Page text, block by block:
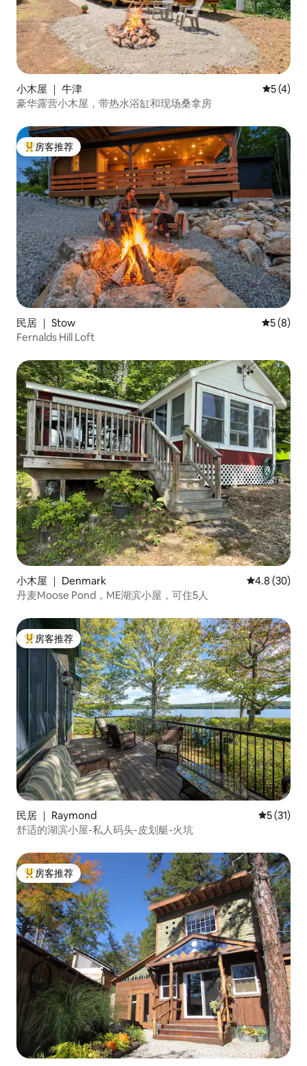
小木屋 ｜ 牛津 平均评分
5 (4)
豪华露营小木屋，带热水浴缸和现场桑拿房
热门「房客推荐」
房客推荐
民居 ｜ Stow 平均评分
5 (8)
Fernalds Hill Loft
小木屋 ｜ Denmark 平均评分
4.8 (30)
丹麦Moose Pond，ME湖滨小屋，可住5人
热门「房客推荐」
房客推荐
民居 ｜ Raymond 平均评分
5 (31)
舒适的湖滨小屋-私人码头-皮划艇-火坑
热门「房客推荐」
房客推荐